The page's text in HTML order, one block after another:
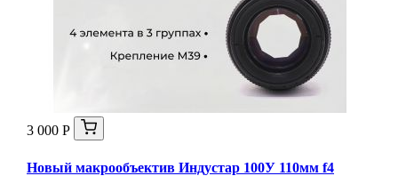
3 000 Р
Новый макрообъектив Индустар 100У 110мм f4